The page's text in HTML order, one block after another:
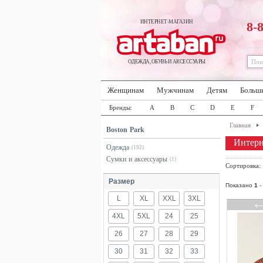
ИНТЕРНЕТ-МАГАЗИН
ОДЕЖДА, ОБУВЬ И АКСЕССУАРЫ
8-
Женщинам Мужчинам Детям
Бренды: A B C D E F
Boston Park
Одежда (192)
Сумки и аксессуары (1)
Размер
L XL XXL 3XL
4XL 5XL 24 25
26 27 28 29
30 31 32 33
Главная
Показано 1 -